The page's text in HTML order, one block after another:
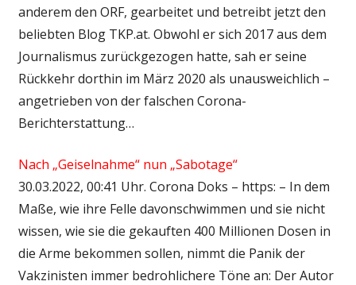
anderem den ORF, gearbeitet und betreibt jetzt den
beliebten Blog TKP.at. Obwohl er sich 2017 aus dem
Journalismus zurückgezogen hatte, sah er seine
Rückkehr dorthin im März 2020 als unausweichlich –
angetrieben von der falschen Corona-
Berichterstattung…
Nach „Geiselnahme“ nun „Sabotage“
30.03.2022, 00:41 Uhr. Corona Doks – https: – In dem
Maße, wie ihre Felle davonschwimmen und sie nicht
wissen, wie sie die gekauften 400 Millionen Dosen in
die Arme bekommen sollen, nimmt die Panik der
Vakzinisten immer bedrohlichere Töne an: Der Autor